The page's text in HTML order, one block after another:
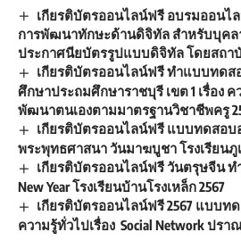
เกียรติบัตรออนไลน์ฟรี อบรมออนไ
การพัฒนาทักษะด้านดิจิทัล สำหรับบุคล
ประกาศนียบัตรรูปแบบดิจิทัล โดยสถาบัน
เกียรติบัตรออนไลน์ฟรี ทำแบบทดส
ศึกษาประถมศึกษาราชบุรี เขต 1 เรื่อง ค
พัฒนาตนเองตามมาตรฐานวิชาชีพครู
เกียรติบัตรออนไลน์ฟรี แบบทดสอ
พระพุทธศาสนา วันมาฆบูชา โรงเรียนภู
เกียรติบัตรออนไลน์ฟรี วันตรุษจีน ท
New Year โรงเรียนบ้านโรงเหล็ก 2567
เกียรติบัตรออนไลน์ฟรี 2567 แบบท
ความรู้ทั่วไปเรื่อง Social Network ปรา